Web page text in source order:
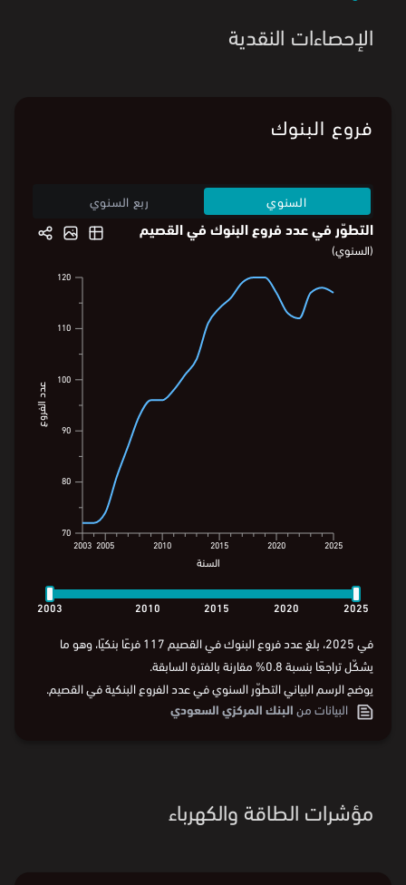
الإحصاءات النقدية
فروع البنوك
السنوي ربع السنوي
التطوّر في عدد فروع البنوك في القصيم
(السنوي)
120
110
100
90
80
70
عدد الفروع
2003 2005 2010 2015 2020 2025
السنة 2003 2010 2015 2020 2025
2003 2005 2010 2015 2020 2025
السنة
120
110
100
90
80
70
عدد الفروع
في 2025، بلغ عدد فروع البنوك في القصيم 117 فرعًا بنكيًا، وهو ما
يشكّل تراجعًا بنسبة 0.8% مقارنة بالفترة السابقة.
يوضح الرسم البياني التطوّر السنوي في عدد الفروع البنكية في القصيم.
البيانات منالبنك المركزي السعودي
مؤشرات الطاقة والكهرباء